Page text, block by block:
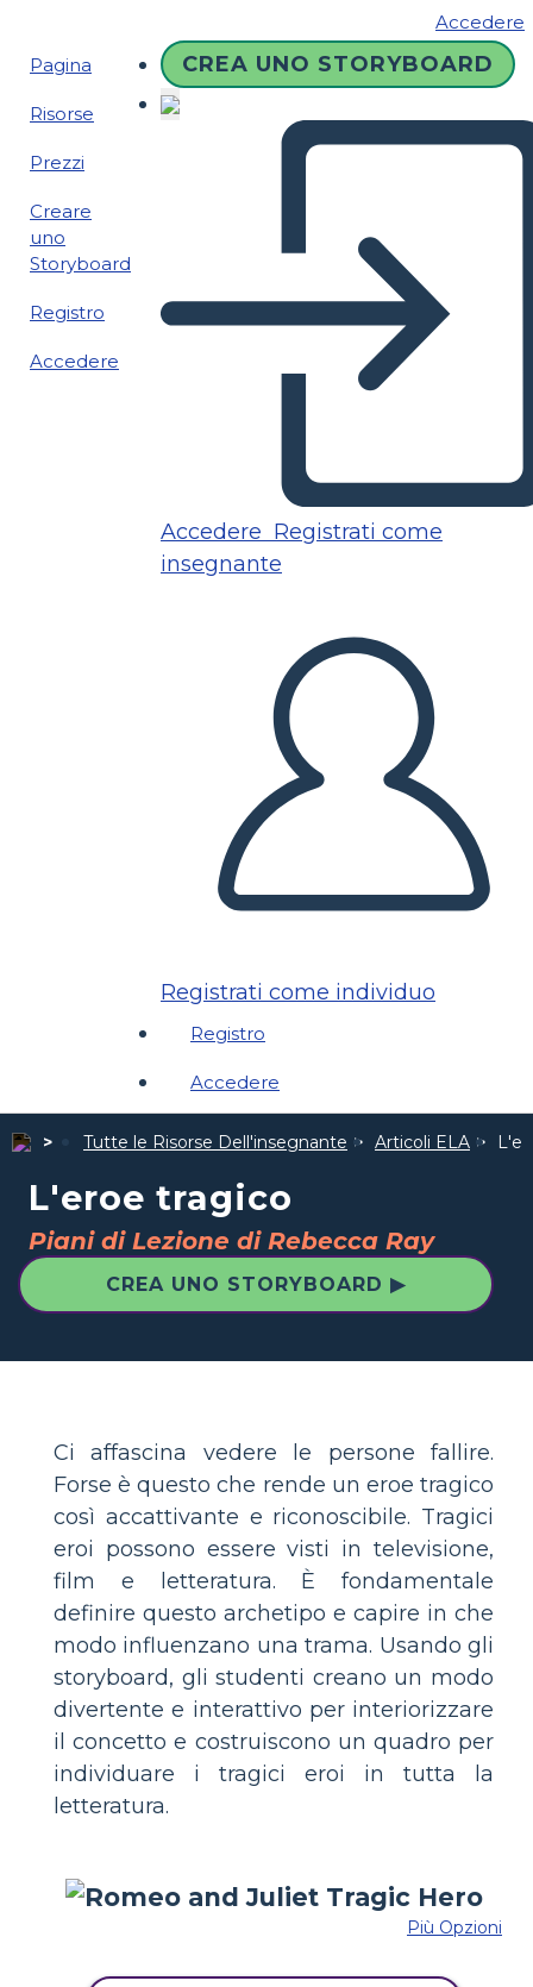
Accedere
Pagina
Risorse
Prezzi
Creare
uno
Storyboard
Registro
Accedere
CREA UNO STORYBOARD
Accedere Registrati come
insegnante
Registrati come individuo
Registro
Accedere
Tutte le Risorse Dell'insegnante Articoli ELA
L'eroe tragico
Piani di Lezione di Rebecca Ray
CREA UNO STORYBOARD ▶
Ci affascina vedere le persone fallire.
Forse è questo che rende un eroe tragico
così accattivante e riconoscibile. Tragici
eroi possono essere visti in televisione,
film e letteratura. È fondamentale
definire questo archetipo e capire in che
modo influenzano una trama. Usando gli
storyboard, gli studenti creano un modo
divertente e interattivo per interiorizzare
il concetto e costruiscono un quadro per
individuare i tragici eroi in tutta la
letteratura.
Più Opzioni